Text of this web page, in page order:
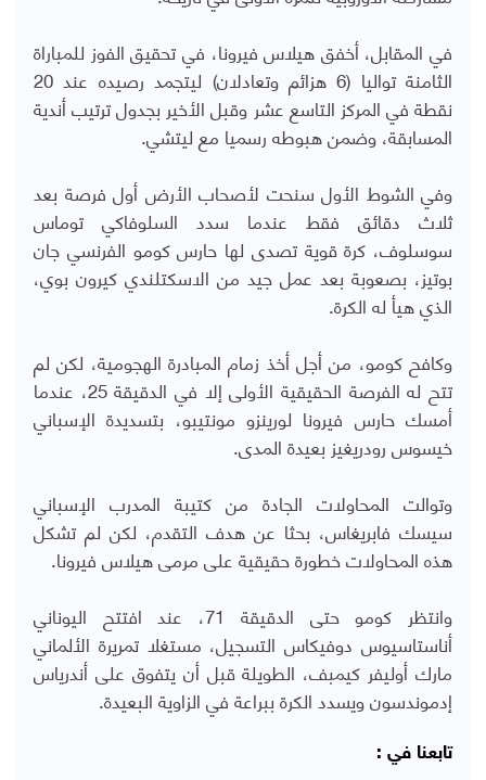
في المقابل، أخفق هيلاس فيرونا، في تحقيق الفوز للمباراة
الثامنة تواليا (6 هزائم وتعادلان) ليتجمد رصيده عند 20
نقطة في المركز التاسع عشر وقبل الأخير بجدول ترتيب أندية
المسابقة، وضمن هبوطه رسميا مع ليتشي.
وفي الشوط الأول سنحت لأصحاب الأرض أول فرصة بعد
ثلاث دقائق فقط عندما سدد السلوفاكي توماس
سوسلوف، كرة قوية تصدى لها حارس كومو الفرنسي جان
بوتيز، بصعوبة بعد عمل جيد من الاسكتلندي كيرون بوي،
الذي هيأ له الكرة.
وكافح كومو، من أجل أخذ زمام المبادرة الهجومية، لكن لم
تتح له الفرصة الحقيقية الأولى إلا في الدقيقة 25، عندما
أمسك حارس فيرونا لورينزو مونتيبو، بتسديدة الإسباني
خيسوس رودريغيز بعيدة المدى.
وتوالت المحاولات الجادة من كتيبة المدرب الإسباني
سيسك فابريغاس، بحثا عن هدف التقدم، لكن لم تشكل
هذه المحاولات خطورة حقيقية على مرمى هيلاس فيرونا.
وانتظر كومو حتى الدقيقة 71، عند افتتح اليوناني
أناستاسيوس دوفيكاس التسجيل، مستغلا تمريرة الألماني
مارك أوليفر كيمبف، الطويلة قبل أن يتفوق على أندرياس
إدموندسون ويسدد الكرة ببراعة في الزاوية البعيدة.
تابعنا في :